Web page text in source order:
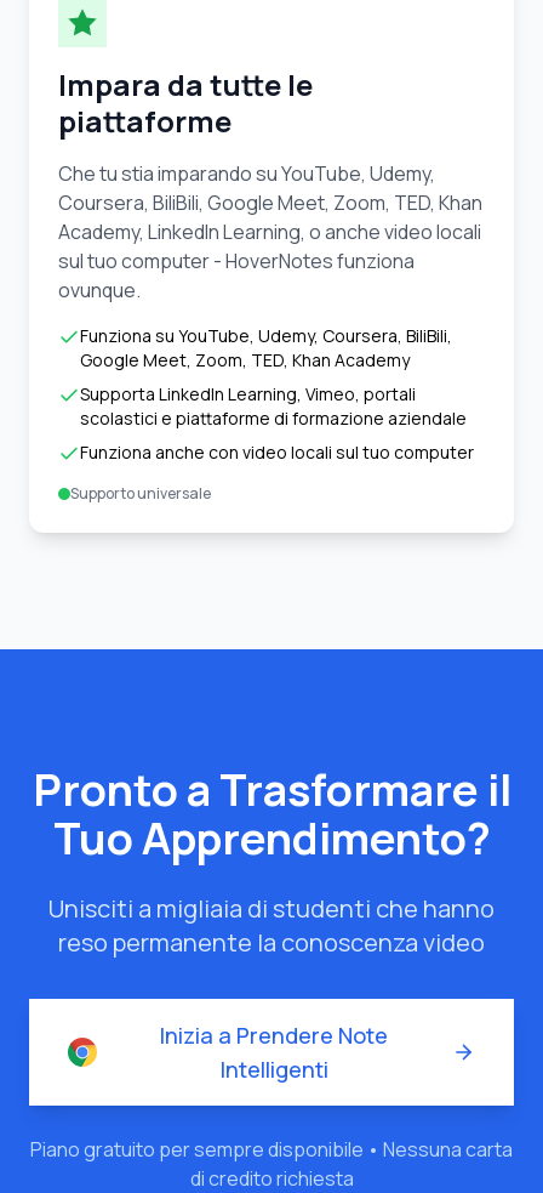
Impara da tutte le
piattaforme
Che tu stia imparando su YouTube, Udemy,
Coursera, BiliBili, Google Meet, Zoom, TED, Khan
Academy, LinkedIn Learning, o anche video locali
sul tuo computer - HoverNotes funziona
ovunque.
Funziona su YouTube, Udemy, Coursera, BiliBili,
Google Meet, Zoom, TED, Khan Academy
Supporta LinkedIn Learning, Vimeo, portali
scolastici e piattaforme di formazione aziendale
Funziona anche con video locali sul tuo computer
Supporto universale
Pronto a Trasformare il
Tuo Apprendimento?
Unisciti a migliaia di studenti che hanno
reso permanente la conoscenza video
Inizia a Prendere Note
Intelligenti
Piano gratuito per sempre disponibile • Nessuna carta
di credito richiesta